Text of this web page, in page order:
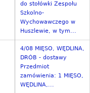
do stołówki Zespołu
Szkolno-
Wychowawczego w
Huszlewie, w tym...
4/08 MIĘSO, WĘDLINA,
DRÓB - dostawy
Przedmiot
zamówienia: 1 MIĘSO,
WĘDLINA,...